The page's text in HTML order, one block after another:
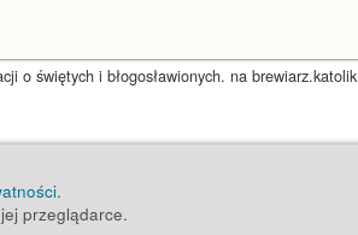
o świętych i błogosławionych. na
.
przeglądarce.